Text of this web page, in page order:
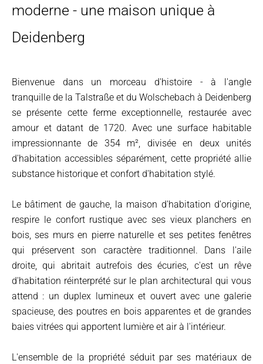
moderne - une maison unique à
Deidenberg
Bienvenue dans un morceau d'histoire - à l'angle
tranquille de la Talstraße et du Wolschebach à Deidenberg
se présente cette ferme exceptionnelle, restaurée avec
amour et datant de 1720. Avec une surface habitable
impressionnante de 354 m², divisée en deux unités
d'habitation accessibles séparément, cette propriété allie
substance historique et confort d'habitation stylé.
Le bâtiment de gauche, la maison d'habitation d'origine,
respire le confort rustique avec ses vieux planchers en
bois, ses murs en pierre naturelle et ses petites fenêtres
qui préservent son caractère traditionnel. Dans l'aile
droite, qui abritait autrefois des écuries, c'est un rêve
d'habitation réinterprété sur le plan architectural qui vous
attend : un duplex lumineux et ouvert avec une galerie
spacieuse, des poutres en bois apparentes et de grandes
baies vitrées qui apportent lumière et air à l'intérieur.
L'ensemble de la propriété séduit par ses matériaux de